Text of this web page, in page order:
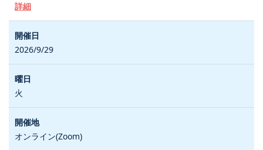
詳細
2026/9/29
火
オンライン(Zoom)